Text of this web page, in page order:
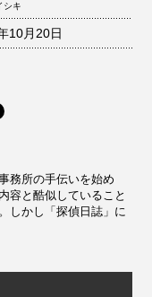
シキ
10月20日
務所の手伝いを始め
容と酷似していること
しかし「探偵日誌」に